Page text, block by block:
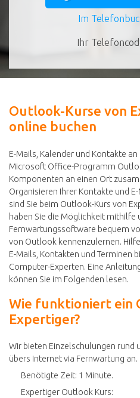
Im
Ihr
Outlook-Kurse von
online buchen
E-Mails, Kalender und Kontakte
Microsoft Office-Programm
Komponenten an einen Ort
Organisieren Ihrer Kontakte und
sind Sie beim Outlook-Kurs von
haben Sie die Möglichkeit mithilfe
Fernwartungssoftware bequem
von Outlook kennenzulernen.
E-Mails, Kontakten und Terminen
Computer-Experten. Eine
können Sie im Folgenden lesen.
Wie funktioniert ein
Expertiger?
Wir bieten Einzelschulungen rund
übers Internet via Fernwartung
Benötigte Zeit: 1 Minute.
Expertiger Outlook Kurs: